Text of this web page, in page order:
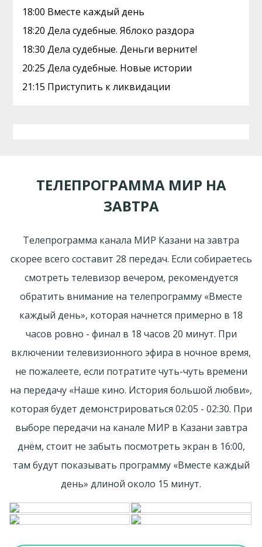
18:00 Вместe кaждый день
18:20 Дела судебные. Яблоко раздора
18:30 Дела судебные. Деньги верните!
20:25 Дела судебные. Новые истории
21:15 Приступить к ликвидации
ТЕЛЕПРОГРАММА МИР НА
ЗАВТРА
Телепрограмма канала МИР Казани на завтра
скорее всего составит 28 передач. Если собираетесь
смотреть телевизор вечером, рекомендуется
обратить внимание на телепрограмму «Вместe
кaждый день», которая начнется примерно в 18
часов ровно - финал в 18 часов 20 минут. При
включении телевизионного эфира в ночное время,
не пожалеете, если потратите чуть-чуть времени
на передачу «Наше кино. Иcтоpия большой любви»,
которая будет демонстрироваться 02:05 - 02:30. При
выборе передачи на канале МИР в Казани завтра
днём, стоит не забыть посмотреть экран в 16:00,
там будут показывать программу «Вместe кaждый
день» длиной около 15 минут.